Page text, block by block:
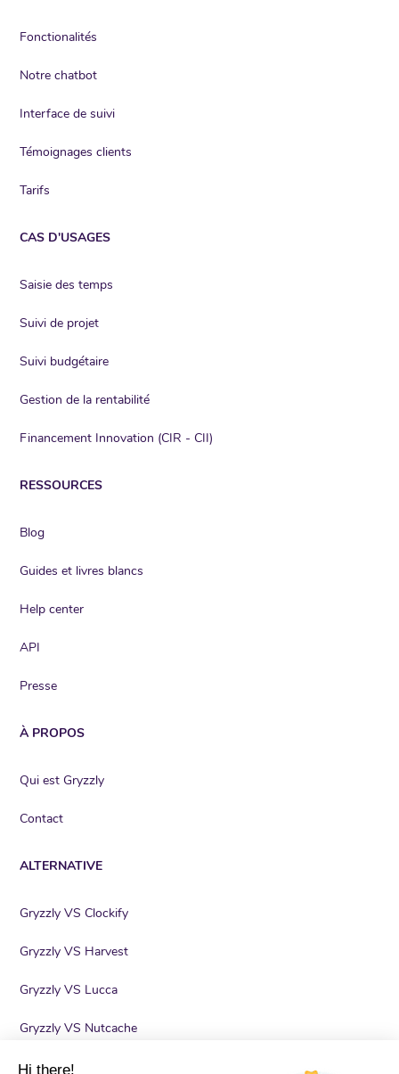
Hi there!
Fonctionalités
Notre chatbot
Interface de suivi
Témoignages clients
Tarifs
CAS D'USAGES
Saisie des temps
Suivi de projet
Suivi budgétaire
Gestion de la rentabilité
Financement Innovation (CIR - CII)
RESSOURCES
Blog
Guides et livres blancs
Help center
API
Presse
À PROPOS
Qui est Gryzzly
Contact
ALTERNATIVE
Gryzzly VS Clockify
Gryzzly VS Harvest
Gryzzly VS Lucca
Gryzzly VS Nutcache
Gryzzly VS Timely